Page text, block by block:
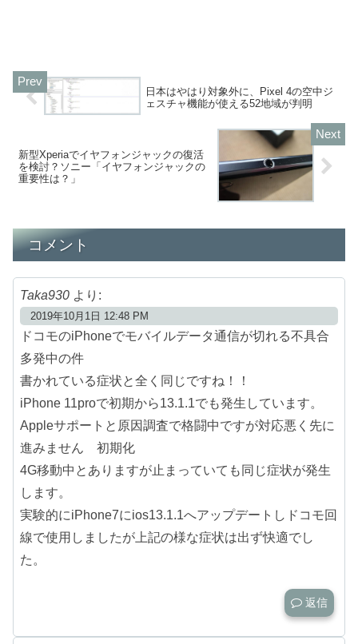
日本はやはり対象外に、Pixel 4の空中ジ
ェスチャ機能が使える52地域が判明
新型Xperiaでイヤフォンジャックの復活
を検討？ソニー「イヤフォンジャックの
重要性は？」
コメント
Taka930 より:
2019年10月1日 12:48 PM
ドコモのiPhoneでモバイルデータ通信が切れる不具合
多発中の件
書かれている症状と全く同じですね！！
iPhone 11proで初期から13.1.1でも発生しています。
Appleサポートと原因調査で格闘中ですが対応悪く先に
進みません 初期化
4G移動中とありますが止まっていても同じ症状が発生
します。
実験的にiPhone7にios13.1.1へアップデートしドコモ回
線で使用しましたが上記の様な症状は出ず快適でし
た。
返信